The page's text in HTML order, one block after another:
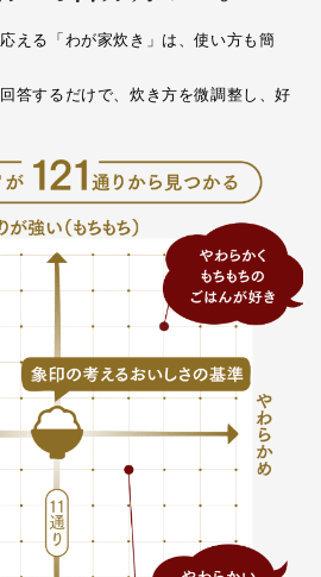
える「わが家炊き」は、使い方も簡
答するだけで、炊き方を微調整し、好